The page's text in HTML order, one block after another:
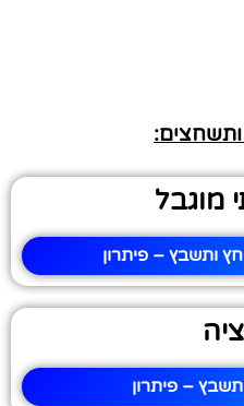
מוגבל
ותשבץ – פיתרון
– פיתרון